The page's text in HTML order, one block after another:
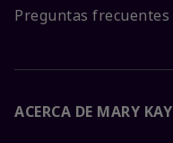
Preguntas frecuentes
ACERCA DE MARY KAY